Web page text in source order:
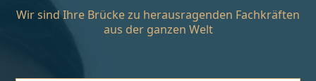
Wir sind Ihre Brücke zu herausragenden Fachkräften
aus der ganzen Welt